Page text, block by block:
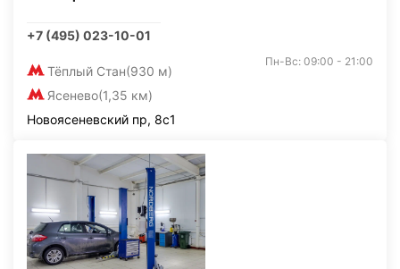
+7 (495) 023-10-01
Тёплый Стан(930 м)
Ясенево(1,35 км)
Пн-Вс: 09:00 - 21:00
Новоясеневский пр, 8с1